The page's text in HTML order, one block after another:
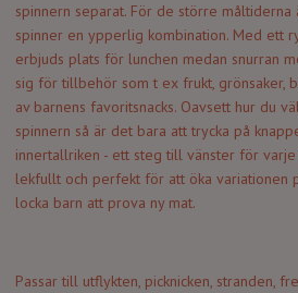
spinnern separat. För de större måltiderna
spinner en ypperlig kombination. Med ett
erbjuds plats för lunchen medan snurran
sig för tillbehör som t ex frukt, grönsaker,
av barnens favoritsnacks. Oavsett hur du
spinnern så är det bara att trycka på
innertallriken - ett steg till vänster för varje
lekfullt och perfekt för att öka variationen
locka barn att prova ny mat.
Passar till utflykten, picknicken, stranden,